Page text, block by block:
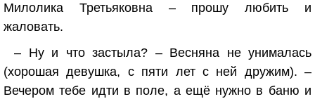
Милолика Третьяковна – прошу любить и
жаловать.
– Ну и что застыла? – Весняна не унималась
(хорошая девушка, с пяти лет с ней дружим). –
Вечером тебе идти в поле, а ещё нужно в баню и